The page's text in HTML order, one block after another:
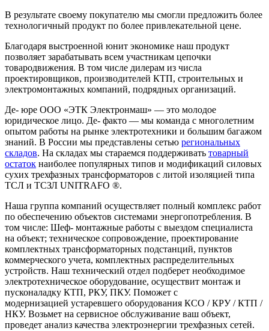
В результате своему покупателю мы смогли предложить более
технологичный продукт по более привлекательной цене.
Благодаря выстроенной юнит экономике наш продукт
позволяет зарабатывать всем участникам цепочки
товародвижения. В том числе дилерам из числа
проектировщиков, производителей КТП, строительных и
электромонтажных компаний, подрядных организаций.
Де- юре ООО «ЭТК Электронмаш» — это молодое
юридическое лицо. Де- факто — мы команда с многолетним
опытом работы на рынке электротехники и большим багажом
знаний. В России мы представлены сетью региональных
складов. На складах мы стараемся поддерживать товарный
остаток наиболее популярных типов и модификаций силовых
сухих трехфазных трансформаторов с литой изоляцией типа
ТСЛ и ТСЗЛ UNITRAFO ®.
Наша группа компаний осуществляет полный комплекс работ
по обеспечению объектов системами энергопотребления. В
том числе: Шеф- монтажные работы с выездом специалиста
на объект; техническое сопровождение, проектирование
комплектных трансформаторных подстанций, пунктов
коммерческого учета, комплектных распределительных
устройств. Наш технический отдел подберет необходимое
электротехническое оборудование, осуществит монтаж и
пусконаладку КТП, РКУ, ПКУ. Поможет с
модернизацией устаревшего оборудования КСО / КРУ / КТП /
НКУ. Возьмет на сервисное обслуживание ваш объект,
проведет анализ качества электроэнергии трехфазных сетей.